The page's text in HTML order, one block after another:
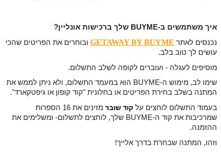
איך משתמשים ב-BUYME שלך ברכישות אונליין?
נכנסים לאתר GETAWAY BY BUYME
עושים לך טוב בלב.
מוסיפים לעגלה - ועוברים לקופה לשלב התשלום.
המתנה בשלב בחירת הפריטים או בחלונית "קוד קופון או גיפטקארד".
בעמוד התשלום לוחצים על קוד שובר
מזינים את 16 הספרות
שמרכיבות את קוד ה-BUYME שלך, לוחצים לתשלום-
ומשלימים את
ההזמנה.
וזהו, המתנה שבחרת בדרך אלייך!